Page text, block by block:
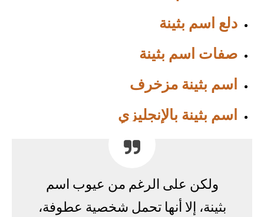
دلع اسم بثينة
صفات اسم بثينة
اسم بثينة مزخرف
اسم بثينة بالإنجليزي
ولكن على الرغم من عيوب اسم
بثينة، إلا أنها تحمل شخصية عطوفة،